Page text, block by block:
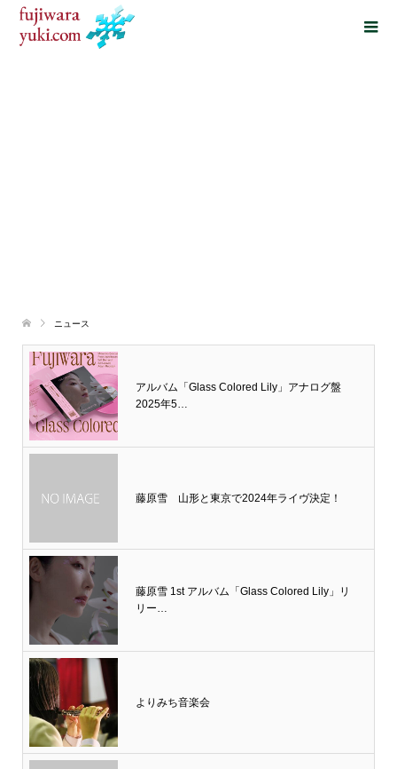
ニュース
アルバム「Glass Colored Lily」アナログ盤
2025年5…
藤原雪 山形と東京で2024年ライヴ決定！
藤原雪 1st アルバム「Glass Colored Lily」リ
リー…
よりみち音楽会